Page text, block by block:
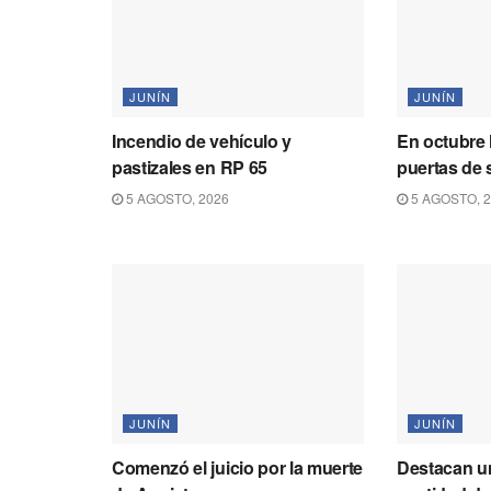
JUNÍN
Incendio de vehículo y
pastizales en RP 65
5 AGOSTO, 2026
JUNÍN
En octubre
puertas de
5 AGOSTO,
JUNÍN
Comenzó el juicio por la muerte
JUNÍN
Destacan